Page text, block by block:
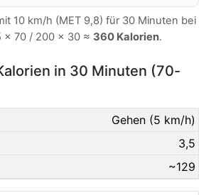
10 km/h (MET 9,8) für 30 Minuten bei
70 / 200 × 30 ≈ 360 Kalorien.
in 30 Minuten (70-
Gehen (5 km/h)
3,5
~129